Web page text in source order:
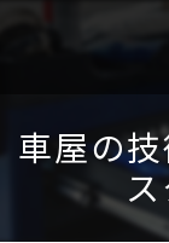
車屋の